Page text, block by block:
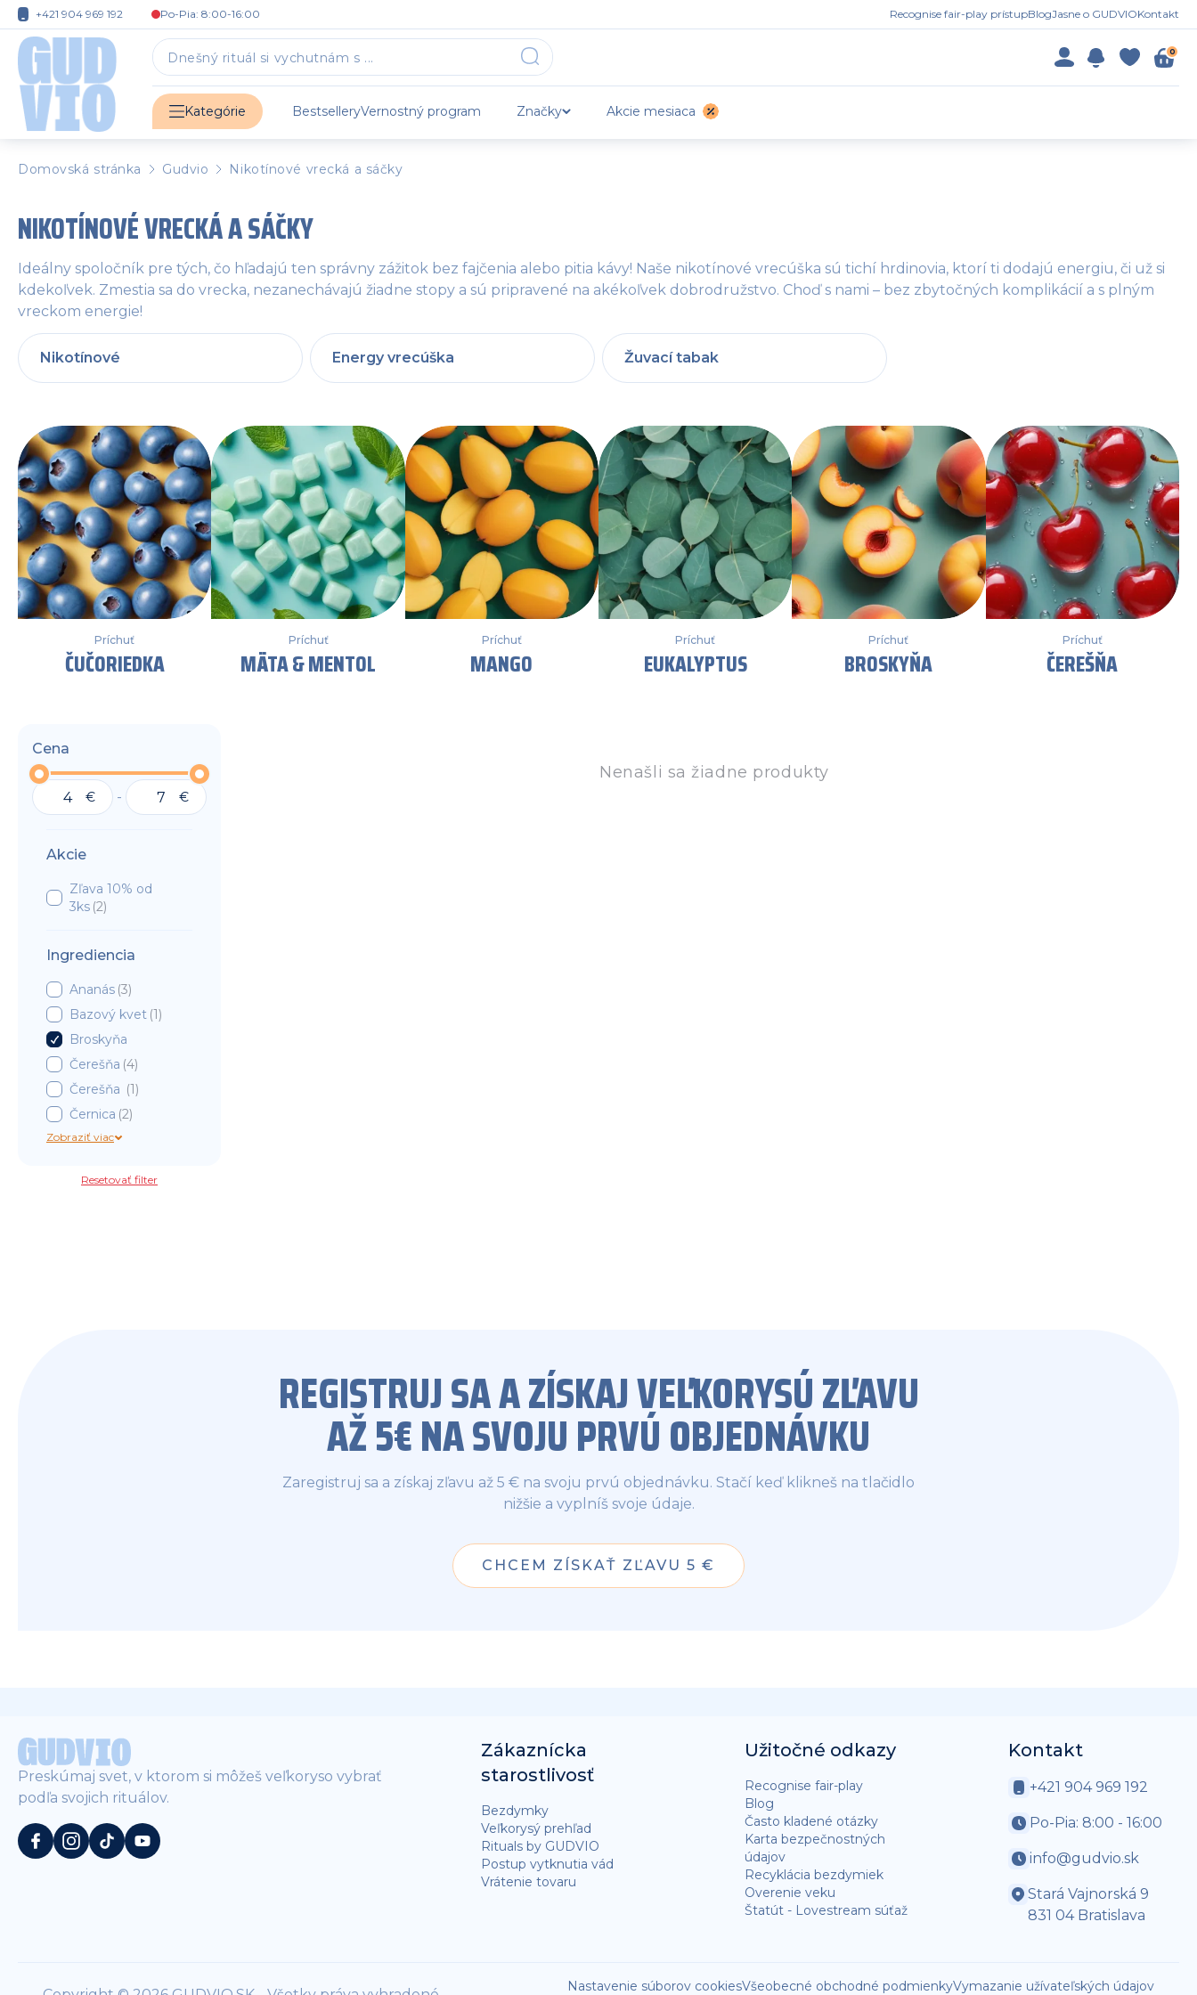
+421 904 969 192 Po-Pia: 8:00-16:00 Recognise fair-play prístupBlogJasne o GUDVIOKontakt
0
Kategórie BestselleryVernostný program Značky Akcie mesiaca
Domovská stránka Gudvio Nikotínové vrecká a sáčky
NIKOTÍNOVÉ VRECKÁ A SÁČKY
Ideálny spoločník pre tých, čo hľadajú ten správny zážitok bez fajčenia alebo pitia kávy! Naše nikotínové vrecúška sú tichí hrdinovia, ktorí ti dodajú energiu, či už si
kdekoľvek. Zmestia sa do vrecka, nezanechávajú žiadne stopy a sú pripravené na akékoľvek dobrodružstvo. Choď s nami – bez zbytočných komplikácií a s plným
vreckom energie!
Nikotínové Energy vrecúška Žuvací tabak
Príchuť
ČUČORIEDKA
Príchuť
MÄTA & MENTOL
Príchuť
MANGO
Príchuť
EUKALYPTUS
Príchuť
BROSKYŇA
Príchuť
ČEREŠŇA
Cena
€ - €
Akcie
Zľava 10% od
3ks (2)
Ingrediencia
Ananás (3)
Bazový kvet (1)
Broskyňa
Čerešňa (4)
Čerešňa (1)
Černica (2)
Zobraziť viac
Resetovať filter
Nenašli sa žiadne produkty
REGISTRUJ SA A ZÍSKAJ VEĽKORYSÚ ZĽAVU
AŽ 5€ NA SVOJU PRVÚ OBJEDNÁVKU
Zaregistruj sa a získaj zľavu až 5 € na svoju prvú objednávku. Stačí keď klikneš na tlačidlo
nižšie a vyplníš svoje údaje.
CHCEM ZÍSKAŤ ZĽAVU 5 €
Preskúmaj svet, v ktorom si môžeš veľkoryso vybrať
podľa svojich rituálov.
Zákaznícka
starostlivosť
Bezdymky
Veľkorysý prehľad
Rituals by GUDVIO
Postup vytknutia vád
Vrátenie tovaru
Užitočné odkazy
Recognise fair-play
Blog
Často kladené otázky
Karta bezpečnostných
údajov
Recyklácia bezdymiek
Overenie veku
Štatút - Lovestream súťaž
Kontakt
+421 904 969 192
Po-Pia: 8:00 - 16:00
info@gudvio.sk
Stará Vajnorská 9
831 04 Bratislava
Nastavenie súborov cookiesVšeobecné obchodné podmienkyVymazanie užívateľských údajov